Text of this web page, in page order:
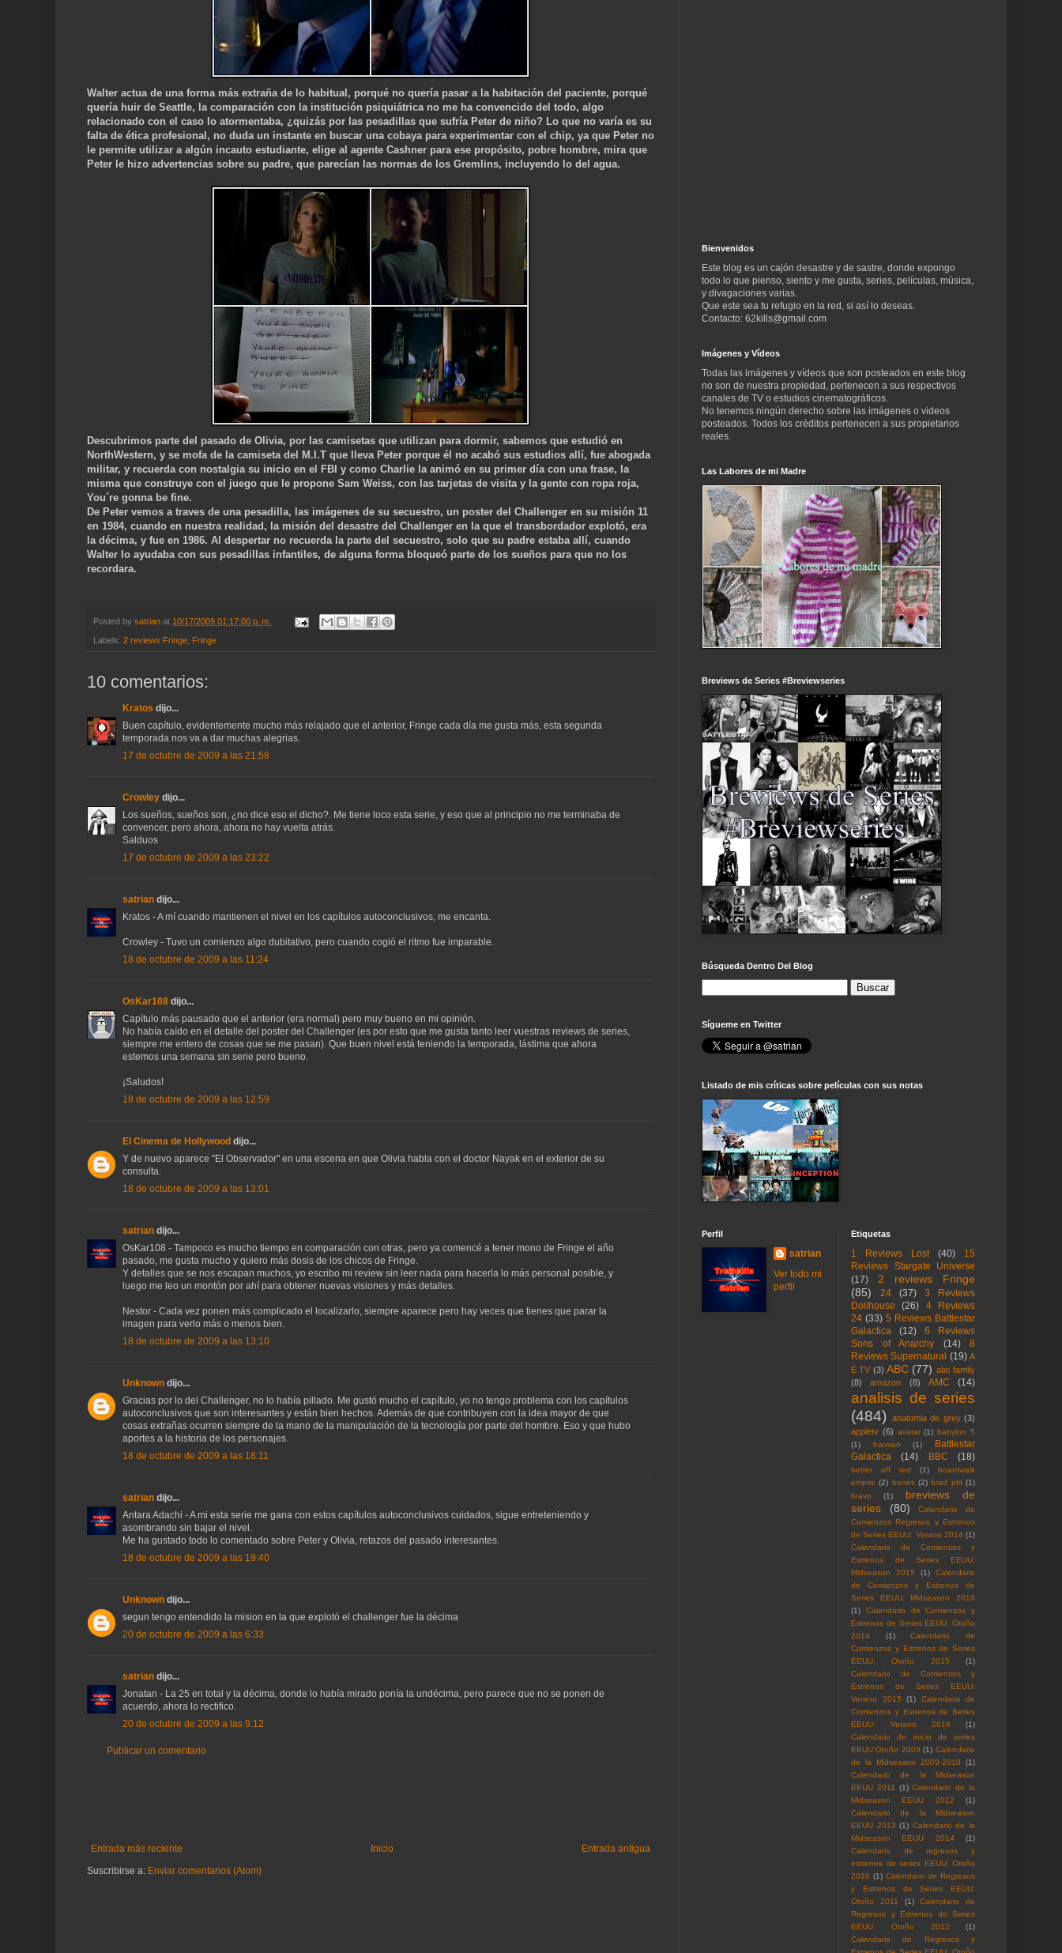
Walter actua de una forma más extraña de lo habitual, porqué no quería pasar a la habitación del paciente, porqué
quería huir de Seattle, la comparación con la institución psiquiátrica no me ha convencido del todo, algo
relacionado con el caso lo atormentaba, ¿quizás por las pesadillas que sufría Peter de niño? Lo que no varía es su
falta de ética profesional, no duda un instante en buscar una cobaya para experimentar con el chip, ya que Peter no
le permite utilizar a algún incauto estudiante, elige al agente Cashner para ese propósito, pobre hombre, mira que
Peter le hizo advertencias sobre su padre, que parecían las normas de los Gremlins, incluyendo lo del agua.
Descubrimos parte del pasado de Olivia, por las camisetas que utilizan para dormir, sabemos que estudió en
NorthWestern, y se mofa de la camiseta del M.I.T que lleva Peter porque él no acabó sus estudios allí, fue abogada
militar, y recuerda con nostalgia su inicio en el FBI y como Charlie la animó en su primer día con una frase, la
misma que construye con el juego que le propone Sam Weiss, con las tarjetas de visita y la gente con ropa roja,
You´re gonna be fine.
De Peter vemos a traves de una pesadilla, las imágenes de su secuestro, un poster del Challenger en su misión 11
en 1984, cuando en nuestra realidad, la misión del desastre del Challenger en la que el transbordador explotó, era
la décima, y fue en 1986. Al despertar no recuerda la parte del secuestro, solo que su padre estaba allí, cuando
Walter lo ayudaba con sus pesadillas infantiles, de alguna forma bloqueó parte de los sueños para que no los
recordara.
Posted by satrian at 10/17/2009 01:17:00 p. m.
Labels: 2 reviews Fringe, Fringe
10 comentarios:
Kratos dijo...
Buen capítulo, evidentemente mucho más relajado que el anterior, Fringe cada día me gusta más, esta segunda
temporada nos va a dar muchas alegrias.
17 de octubre de 2009 a las 21:58
Crowley dijo...
Los sueños, sueños son, ¿no dice eso el dicho?. Me tiene loco esta serie, y eso que al principio no me terminaba de
convencer, pero ahora, ahora no hay vuelta atrás.
Salduos
17 de octubre de 2009 a las 23:22
satrian dijo...
Kratos - A mí cuando mantienen el nivel en los capítulos autoconclusivos, me encanta.
Crowley - Tuvo un comienzo algo dubitativo, pero cuando cogió el ritmo fue imparable.
18 de octubre de 2009 a las 11:24
OsKar108 dijo...
Capítulo más pausado que el anterior (era normal) pero muy bueno en mi opinión.
No había caído en el detalle del poster del Challenger (es por esto que me gusta tanto leer vuestras reviews de series,
siempre me entero de cosas que se me pasan). Que buen nivel está teniendo la temporada, lástima que ahora
estemos una semana sin serie pero bueno.
¡Saludos!
18 de octubre de 2009 a las 12:59
El Cinema de Hollywood dijo...
Y de nuevo aparece "El Observador" en una escena en que Olivia habla con el doctor Nayak en el exterior de su
consulta.
18 de octubre de 2009 a las 13:01
satrian dijo...
OsKar108 - Tampoco es mucho tiempo en comparación con otras, pero ya comencé a tener mono de Fringe el año
pasado, me gusta mucho y quiero más dosis de los chicos de Fringe.
Y detalles que se nos escapan muchos, yo escribo mi review sin leer nada para hacerla lo más personal posible, y
luego me leo un montón por ahí para obtener nuevas visiones y más detalles.
Nestor - Cada vez ponen más complicado el localizarlo, siempre aparece pero hay veces que tienes que parar la
imagen para verlo más o menos bien.
18 de octubre de 2009 a las 13:10
Unknown dijo...
Gracias por lo del Challenger, no lo había pillado. Me gustó mucho el capítulo, yo no tengo problema con los capítulos
autoconclusivos que son interesantes y están bien hechos. Además de que contribuyen con la idea mayor de que
cosas extrañas ocurren siempre de la mano de la manipulación de la tecnología por parte del hombre. Eso y que hubo
aportes a la historia de los personajes.
18 de octubre de 2009 a las 18:11
satrian dijo...
Antara Adachi - A mi esta serie me gana con estos capítulos autoconclusivos cuidados, sigue entreteniendo y
asombrando sin bajar el nivel.
Me ha gustado todo lo comentado sobre Peter y Olivia, retazos del pasado interesantes.
18 de octubre de 2009 a las 19:40
Unknown dijo...
segun tengo entendido la mision en la que explotó el challenger fue la décima
20 de octubre de 2009 a las 6:33
satrian dijo...
Jonatan - La 25 en total y la décima, donde lo había mirado ponía la undécima, pero parece que no se ponen de
acuerdo, ahora lo rectifico.
20 de octubre de 2009 a las 9:12
Publicar un comentario
Entrada más reciente Entrada antigua
Inicio
Suscribirse a: Enviar comentarios (Atom)
Bienvenidos
Este blog es un cajón desastre y de sastre, donde expongo
todo lo que pienso, siento y me gusta, series, películas, música,
y divagaciones varias.
Que este sea tu refugio en la red, si así lo deseas.
Contacto: 62kills@gmail.com
Imágenes y Vídeos
Todas las imágenes y vídeos que son posteados en este blog
no son de nuestra propiedad, pertenecen a sus respectivos
canales de TV o estudios cinematográficos.
No tenemos ningún derecho sobre las imágenes o videos
posteados. Todos los créditos pertenecen a sus propietarios
reales.
Las Labores de mi Madre
Breviews de Series #Breviewseries
Búsqueda Dentro Del Blog
Sígueme en Twitter
Listado de mis críticas sobre películas con sus notas
Perfil
satrian
Ver todo mi
perfil
Etiquetas
1 Reviews Lost (40)
15
Reviews Stargate Universe
(17)
2 reviews Fringe
(85)
24 (37)
3 Reviews
Dollhouse
(26)
4 Reviews
24 (33) 5 Reviews Battlestar
Galactica
(12)
6 Reviews
Sons of Anarchy
(14)
8
Reviews Supernatural (19) A
E TV (3) ABC (77) abc family
(8)
amazon (8) AMC (14)
analisis de series
(484)
anatomia de grey (3)
appletv (6) avatar (1) babylon 5
(1)
batman (1)
Battlestar
Galactica
(14) BBC (18)
better off ted (1)
boardwalk
empire (2) bones (2) brad pitt (1)
bravo
(1)
breviews de
series
(80)
Calendario de
Comienzos Regresos y Estrenos
de Series EEUU: Verano 2014 (1)
Calendario de Comienzos y
Estrenos de Series EEUU:
Midseason 2015
(1)
Calendario
de Comienzos y Estrenos de
Series EEUU: Midseason 2016
(1)
Calendario de Comienzos y
Estrenos de Series EEUU: Otoño
2014
(1)
Calendario de
Comienzos y Estrenos de Series
EEUU: Otoño 2015
(1)
Calendario de Comienzos y
Estrenos de Series EEUU:
Verano 2015
(1)
Calendario de
Comienzos y Estrenos de Series
EEUU: Verano 2016
(1)
Calendario de inicio de series
EEUU:Otoño 2009 (1) Calendario
de la Midseason 2009-2010
(1)
Calendario de la Midseason
EEUU 2011 (1) Calendario de la
Midseason EEUU 2012
(1)
Calendario de la Midseason
EEUU 2013 (1) Calendario de la
Midseason EEUU 2014
(1)
Calendario de regresos y
estrenos de series EEUU: Otoño
2010 (1) Calendario de Regresos
y Estrenos de Series EEUU:
Otoño 2011
(1)
Calendario de
Regresos y Estrenos de Series
EEUU: Otoño 2012
(1)
Calendario de Regresos y